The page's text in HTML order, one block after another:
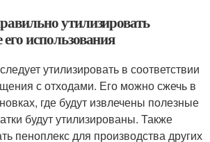
утилизировать
использования
утилизировать в соответствии
с отходами. Его можно сжечь в
где будут извлечены полезные
будут утилизированы. Также
пеноплекс для производства других